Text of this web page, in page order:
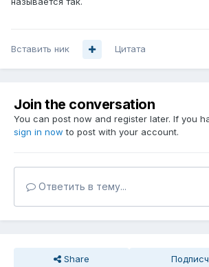
Вставить ник Цитата
Join the conversation
You can post now and register later. If you
sign in now to post with your account.
Ответить в тему...
Share